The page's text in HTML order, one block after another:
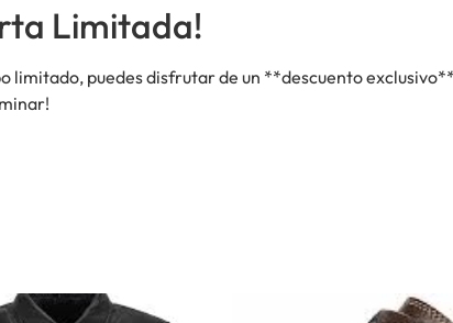
Limitada!
limitado, puedes disfrutar de un **descuento